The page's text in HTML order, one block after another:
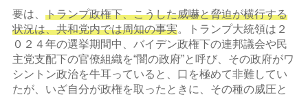
要は、 トランプ政権下、こうした威嚇と脅迫が横行する
状況は、共和党内では周知の事実。トランプ大統領は２
０２４年の選挙期間中、バイデン政権下の連邦議会や民
主党支配下の官僚組織を“闇の政府”と呼び、その政府がワ
シントン政治を牛耳っていると、口を極めて非難してい
たが、いざ自分が政権を取ったときに、その種の威圧と